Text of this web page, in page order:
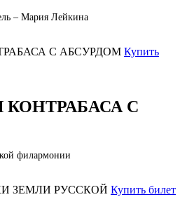
– Мария Лейкина
Купить
С
филармонии
Купить билет